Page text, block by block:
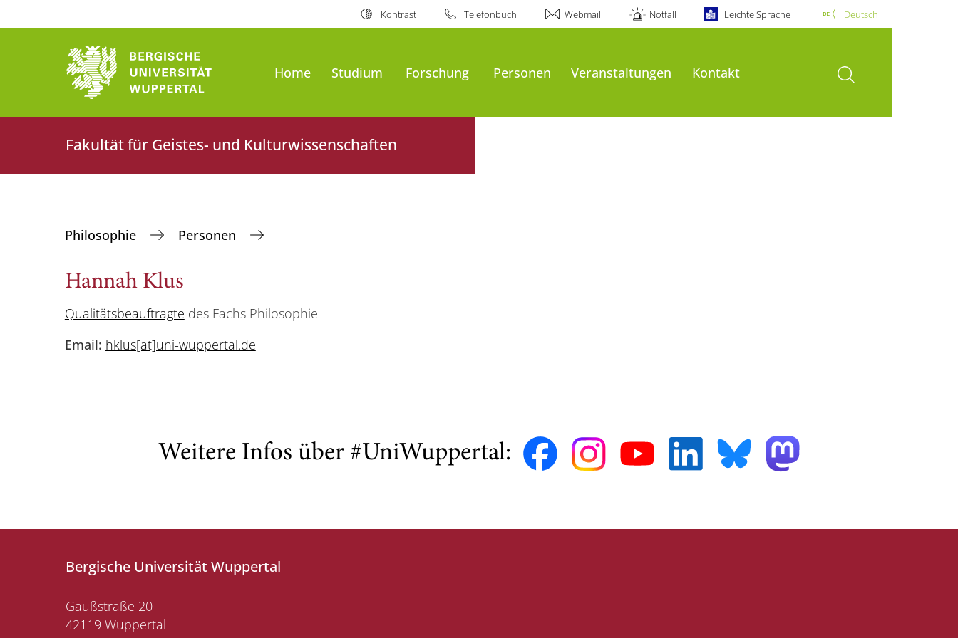
Kontrast Telefonbuch Webmail Notfall Leichte Sprache Deutsch
Home Studium Forschung Personen Veranstaltungen Kontakt Suche öffnen
Fakultät für Geistes- und Kulturwissenschaften
Philosophie Personen
Hannah Klus
Qualitätsbeauftragte des Fachs Philosophie
Email: hklus[at]uni-wuppertal.de
Weitere Infos über #UniWuppertal:
Bergische Universität Wuppertal
Gaußstraße 20
42119 Wuppertal